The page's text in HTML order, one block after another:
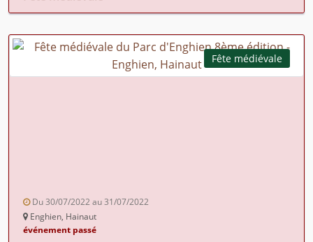
Fête médiévale
Du 30/07/2022 au 31/07/2022
Enghien, Hainaut
événement passé